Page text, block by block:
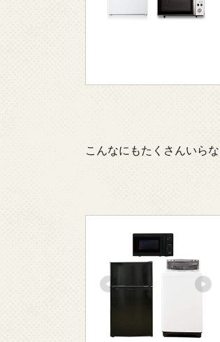
こんなにもたくさんいら